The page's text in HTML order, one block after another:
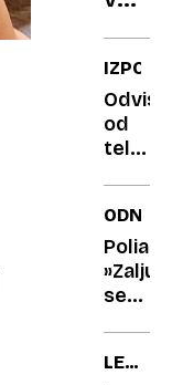
sodi
med
in
kako
biti
od
kar v
žepu,
na
ekranu
na
sem
svoje